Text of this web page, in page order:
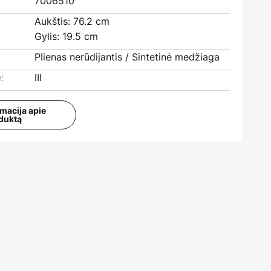
Aukštis: 76.2 cm
Gylis: 19.5 cm
Plienas nerūdijantis / Sintetinė medžiaga
III
apie